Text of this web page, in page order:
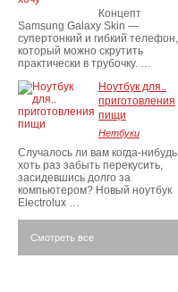
Концепт
Samsung Galaxy Skin —
супертонкий и гибкий телефон,
который можно скрутить
практически в трубочку. …
Ноутбук для..
приготовления
пищи
Нетбуки
Случалось ли вам когда-нибудь
хоть раз забыть перекусить,
засидевшись долго за
компьютером? Новый ноутбук
Electrolux …
Смотреть все